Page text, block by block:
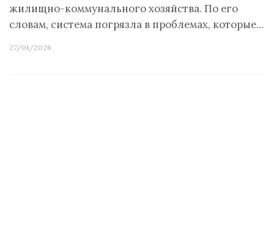
жилищно-коммунального хозяйства. По его
словам, система погрязла в проблемах, которые…
27/01/2026